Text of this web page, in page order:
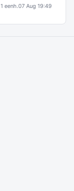
1 eenh.07 Aug 19:49